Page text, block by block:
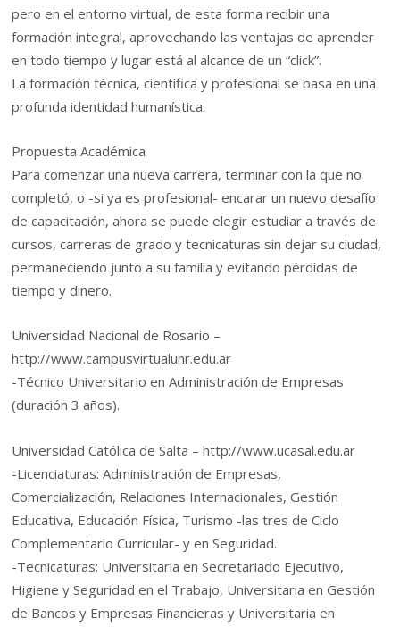
pero en el entorno virtual, de esta forma recibir una
formación integral, aprovechando las ventajas de aprender
en todo tiempo y lugar está al alcance de un “click”.
La formación técnica, científica y profesional se basa en una
profunda identidad humanística.
Propuesta Académica
Para comenzar una nueva carrera, terminar con la que no
completó, o -si ya es profesional- encarar un nuevo desafío
de capacitación, ahora se puede elegir estudiar a través de
cursos, carreras de grado y tecnicaturas sin dejar su ciudad,
permaneciendo junto a su familia y evitando pérdidas de
tiempo y dinero.
Universidad Nacional de Rosario –
http://www.campusvirtualunr.edu.ar
-Técnico Universitario en Administración de Empresas
(duración 3 años).
Universidad Católica de Salta – http://www.ucasal.edu.ar
-Licenciaturas: Administración de Empresas,
Comercialización, Relaciones Internacionales, Gestión
Educativa, Educación Física, Turismo -las tres de Ciclo
Complementario Curricular- y en Seguridad.
-Tecnicaturas: Universitaria en Secretariado Ejecutivo,
Higiene y Seguridad en el Trabajo, Universitaria en Gestión
de Bancos y Empresas Financieras y Universitaria en